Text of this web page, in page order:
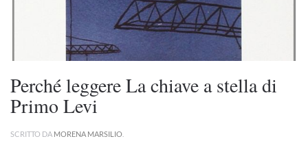
Perché leggere La chiave a stella di
Primo Levi
SCRITTO DA MORENA MARSILIO